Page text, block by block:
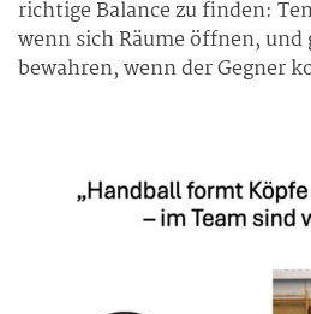
richtige Balance zu finden:
wenn sich Räume öffnen, und
bewahren, wenn der Gegner